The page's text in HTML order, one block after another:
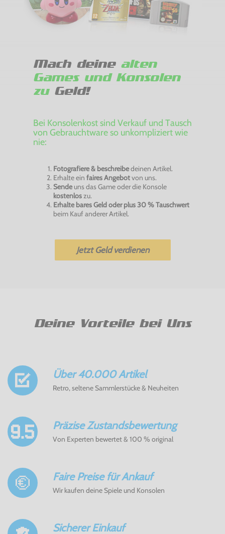
Mach deine alten
Games und Konsolen
zuGeld!
Bei Konsolenkost sind Verkauf und Tausch
von Gebrauchtware so unkompliziert wie
nie:
Fotografiere & beschreibedeinen Artikel.
Erhalte ein faires Angebotvon uns.
Sendeuns das Game oder die Konsole
kostenloszu.
Erhalte bares Geld oder plus 30 % Tauschwert
beim Kauf anderer Artikel.
Jetzt Geld verdienen
Deine Vorteile bei Uns
Über 40.000 Artikel
Retro, seltene Sammlerstücke & Neuheiten
Präzise Zustandsbewertung
Von Experten bewertet & 100 % original
Faire Preise für Ankauf
Wir kaufen deine Spiele und Konsolen
Sicherer Einkauf